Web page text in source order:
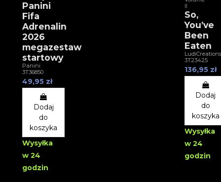
Panini
Fifa
Adrenalin
2026
megazestaw
startowy
Panini
3T36850
49,95 zł
Dodaj
do
koszyka
Wysyłka
w 24
godzin
II
So,
You’ve
Been
Eaten
LudiCreations
3T23425
136,95 zł
Dodaj
do
koszyka
Wysyłka
w 24
godzin